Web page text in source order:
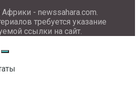
- newssahara.com.
требуется указание
ссылки на сайт.